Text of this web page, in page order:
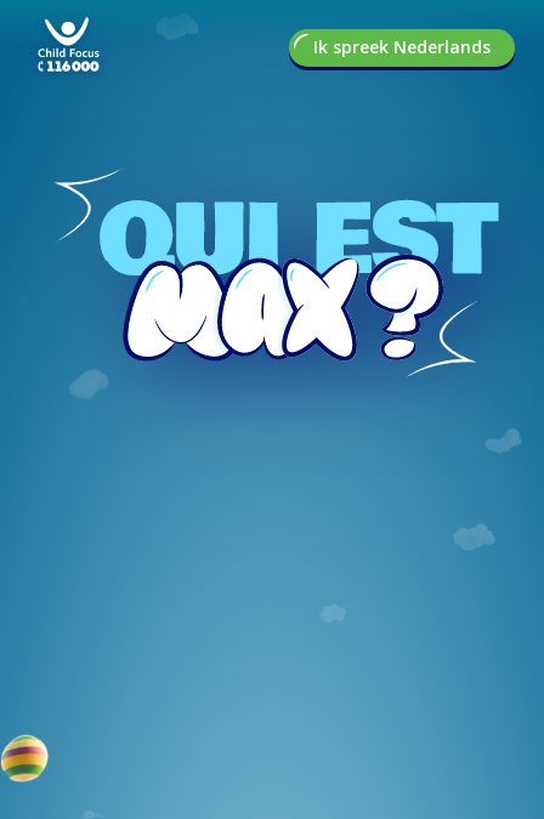
Ik spreek Nederlands